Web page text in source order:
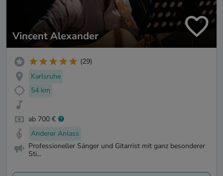
Vincent Alexander
(29)
Karlsruhe
54 km
ab 700 €
Anderer Anlass
Professioneller Sänger und Gitarrist mit ganz besonderer
Sti...